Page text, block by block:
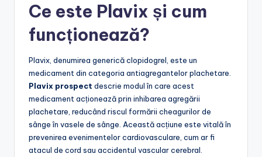
Ce este Plavix și cum
funcționează?
Plavix, denumirea generică clopidogrel, este un
medicament din categoria antiagregantelor plachetare.
Plavix prospect descrie modul în care acest
medicament acționează prin inhibarea agregării
plachetare, reducând riscul formării cheagurilor de
sânge în vasele de sânge. Această acțiune este vitală în
prevenirea evenimentelor cardiovasculare, cum ar fi
atacul de cord sau accidentul vascular cerebral.